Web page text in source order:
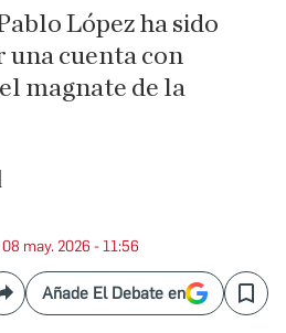
López ha sido
una cuenta con
magnate de la
may. 2026 - 11:56
CompartirAñade El Debate en Save